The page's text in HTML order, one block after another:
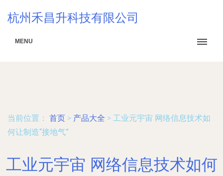
杭州禾昌升科技有限公司
MENU
当前位置： 首页 > 产品大全 > 工业元宇宙 网络信息技术如
何让制造“接地气”
工业元宇宙 网络信息技术如何